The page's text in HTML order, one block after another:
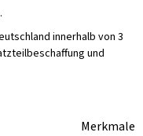
innerhalb von 3
und
Merkmale